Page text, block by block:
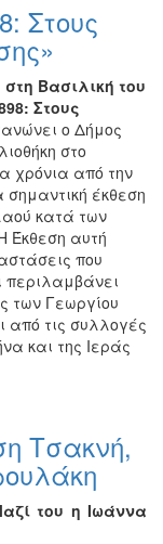
Στους
στη Βασιλική του
Στους
ο Δήμος
στο
χρόνια από την
σημαντική έκθεση
κατά των
Έκθεση αυτή
που
περιλαμβάνει
των Γεωργίου
από τις συλλογές
και της Ιεράς
Τσακνή,
του η Ιωάννα